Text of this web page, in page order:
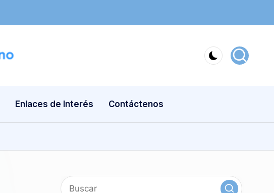
Enlaces de Interés Contáctenos
youtube